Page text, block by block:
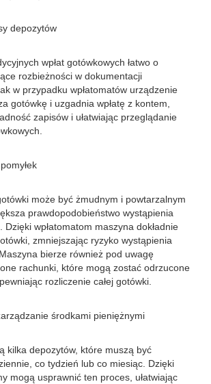
depozytów
wpłat gotówkowych łatwo o
rozbieżności w dokumentacji
w przypadku wpłatomatów urządzenie
gotówkę i uzgadnia wpłatę z kontem,
zapisów i ułatwiając przeglądanie
może być żmudnym i powtarzalnym
prawdopodobieństwo wystąpienia
Dzięki wpłatomatom maszyna dokładnie
zmniejszając ryzyko wystąpienia
bierze również pod uwagę
rachunki, które mogą zostać odrzucone
rozliczenie całej gotówki.
środkami pieniężnymi
kilka depozytów, które muszą być
co tydzień lub co miesiąc. Dzięki
mogą usprawnić ten proces, ułatwiając